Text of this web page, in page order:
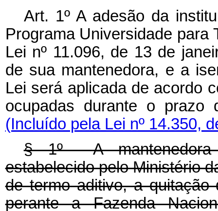
Art. 1º A adesão da
Programa Universidade para
Lei nº 11.096, de 13 de
de sua mantenedora, e a
Lei será aplicada de acordo
ocupadas durante o
(Incluído pela Lei nº 14.350,
§ 1º A mantenedora
estabelecido pelo Ministério
de termo aditivo, a quitação
perante a Fazenda